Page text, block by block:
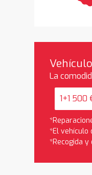
La
1+1 500
*El vehículo
*Recogida